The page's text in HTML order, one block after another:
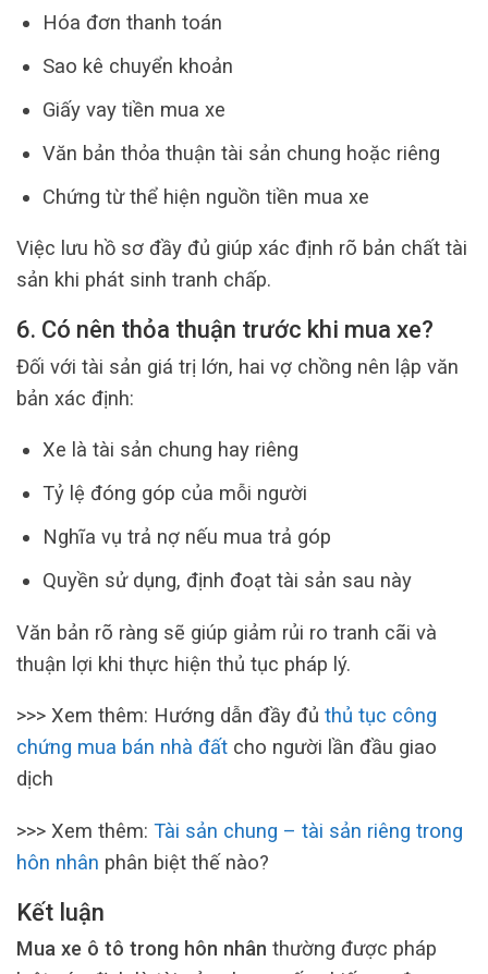
Hóa đơn thanh toán
Sao kê chuyển khoản
Giấy vay tiền mua xe
Văn bản thỏa thuận tài sản chung hoặc riêng
Chứng từ thể hiện nguồn tiền mua xe
Việc lưu hồ sơ đầy đủ giúp xác định rõ bản chất tài
sản khi phát sinh tranh chấp.
6. Có nên thỏa thuận trước khi mua xe?
Đối với tài sản giá trị lớn, hai vợ chồng nên lập văn
bản xác định:
Xe là tài sản chung hay riêng
Tỷ lệ đóng góp của mỗi người
Nghĩa vụ trả nợ nếu mua trả góp
Quyền sử dụng, định đoạt tài sản sau này
Văn bản rõ ràng sẽ giúp giảm rủi ro tranh cãi và
thuận lợi khi thực hiện thủ tục pháp lý.
>>> Xem thêm: Hướng dẫn đầy đủ thủ tục công
chứng mua bán nhà đất cho người lần đầu giao
dịch
>>> Xem thêm: Tài sản chung – tài sản riêng trong
hôn nhân phân biệt thế nào?
Kết luận
Mua xe ô tô trong hôn nhân thường được pháp